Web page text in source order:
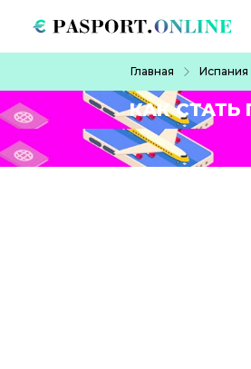
Главная Испания
КАК